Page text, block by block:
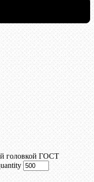
головкой ГОСТ